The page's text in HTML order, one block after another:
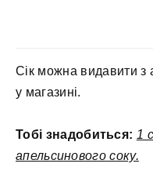
Сік можна видавити з
у магазині.
Тобі знадобиться: 1
апельсинового соку.